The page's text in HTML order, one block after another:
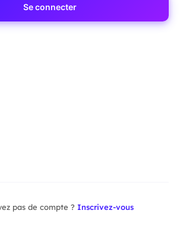
Se connecter
pas de compte ? Inscrivez-vous